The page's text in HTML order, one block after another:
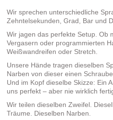
Wir sprechen unterschiedliche
Zehntelsekunden, Grad, Bar und
Wir jagen das perfekte Setup. Ob
Vergasern oder programmierten
Weißwandreifen oder Stretch.
Unsere Hände tragen dieselben
Narben von dieser einen
Und im Kopf dieselbe Skizze: Ein
uns perfekt – aber nie wirklich
Wir teilen dieselben Zweifel.
Träume. Dieselben Narben.